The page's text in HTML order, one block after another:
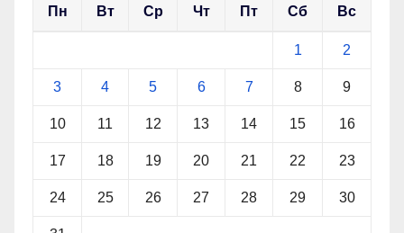
Пн Вт Ср Чт Пт Сб Вс
1 2
3 4 5 6 7 8 9
10 11 12 13 14 15 16
17 18 19 20 21 22 23
24 25 26 27 28 29 30